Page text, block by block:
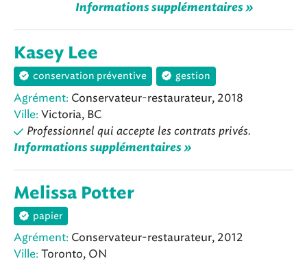
Informations supplémentaires »
Kasey Lee
conservation préventive gestion
Agrément: Conservateur-restaurateur, 2018
Ville: Victoria, BC
Professionnel qui accepte les contrats privés.
Informations supplémentaires »
Melissa Potter
papier
Agrément: Conservateur-restaurateur, 2012
Ville: Toronto, ON